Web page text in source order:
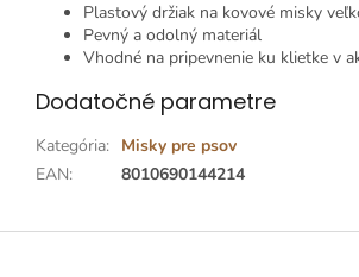
Plastový držiak na kovové misky
Pevný a odolný materiál
Vhodné na pripevnenie ku klietke v
Dodatočné parametre
Kategória: Misky pre psov
EAN: 8010690144214
Z